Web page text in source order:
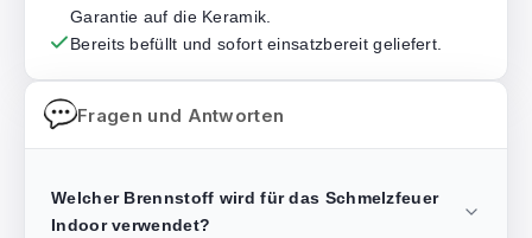
Garantie auf die Keramik.
Bereits befüllt und sofort einsatzbereit geliefert.
Fragen und Antworten
Welcher Brennstoff wird für das Schmelzfeuer
Indoor verwendet?